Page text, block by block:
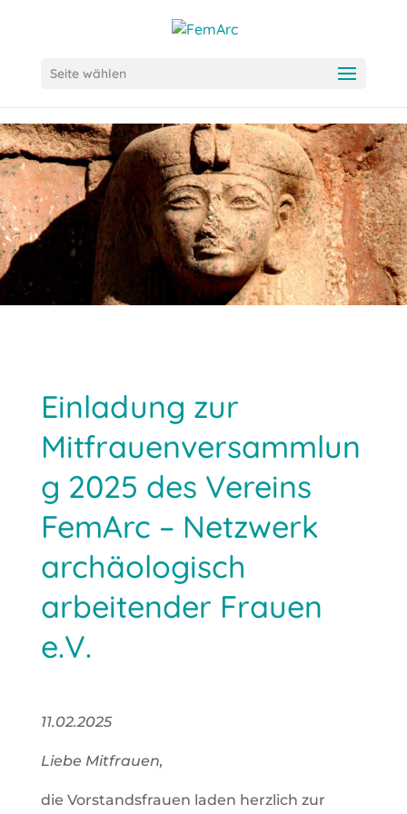
Seite wählen
Einladung zur
Mitfrauenversammlun
g 2025 des Vereins
FemArc – Netzwerk
archäologisch
arbeitender Frauen
e.V.
11.02.2025
Lie­be Mit­frau­en,
die Vor­stands­frau­en laden herz­lich zur